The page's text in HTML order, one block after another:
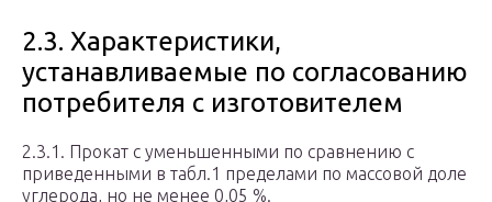
2.3. Характеристики,
устанавливаемые по согласованию
потребителя с изготовителем
2.3.1. Прокат с уменьшенными по сравнению с
приведенными в табл.1 пределами по массовой доле
углерода, но не менее 0,05 %.